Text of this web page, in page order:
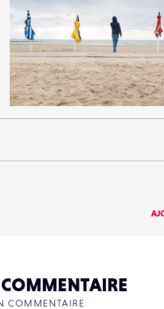
12
40
COMMENTAIRE